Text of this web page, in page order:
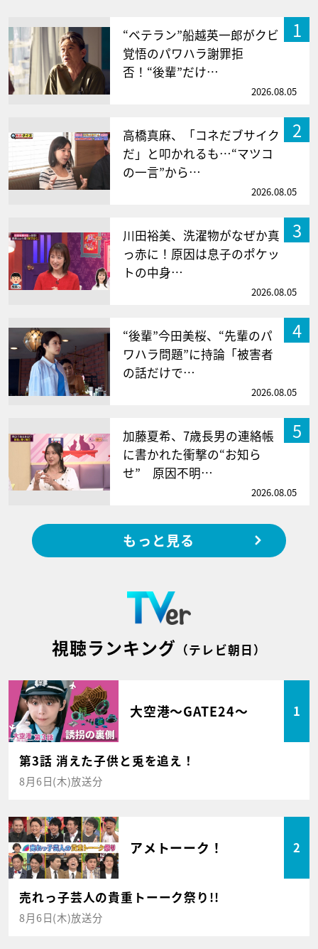
1
“ベテラン”船越英一郎がクビ
覚悟のパワハラ謝罪拒
否！“後輩”だけ…
2026.08.05
2
高橋真麻、「コネだブサイク
だ」と叩かれるも…“マツコ
の一言”から…
2026.08.05
3
川田裕美、洗濯物がなぜか真
っ赤に！原因は息子のポケッ
トの中身…
2026.08.05
4
“後輩”今田美桜、“先輩のパ
ワハラ問題”に持論「被害者
の話だけで…
2026.08.05
5
加藤夏希、7歳長男の連絡帳
に書かれた衝撃の“お知ら
せ” 原因不明…
2026.08.05
もっと見る
視聴ランキング （テレビ朝日）
大空港～GATE24～ 1
第3話 消えた子供と兎を追え！
8月6日(木)放送分
アメトーーク！ 2
売れっ子芸人の貴重トーーク祭り!!
8月6日(木)放送分